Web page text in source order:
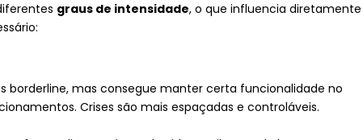
graus de intensidade, o que influencia diretamente
borderline, mas consegue manter certa funcionalidade no
Crises são mais espaçadas e controláveis.